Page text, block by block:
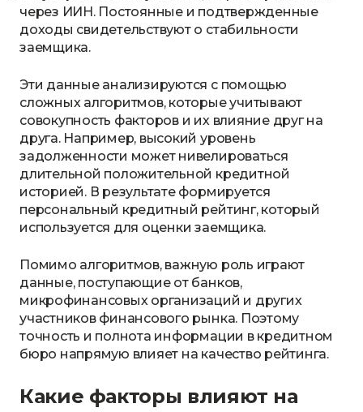
через ИИН. Постоянные и подтвержденные
доходы свидетельствуют о стабильности
заемщика.
Эти данные анализируются с помощью
сложных алгоритмов, которые учитывают
совокупность факторов и их влияние друг на
друга. Например, высокий уровень
задолженности может нивелироваться
длительной положительной кредитной
историей. В результате формируется
персональный кредитный рейтинг, который
используется для оценки заемщика.
Помимо алгоритмов, важную роль играют
данные, поступающие от банков,
микрофинансовых организаций и других
участников финансового рынка. Поэтому
точность и полнота информации в кредитном
бюро напрямую влияет на качество рейтинга.
Какие факторы влияют на